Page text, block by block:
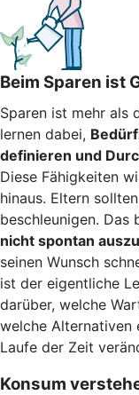
Beim Sparen ist
Sparen ist mehr als
lernen dabei,
definieren und
Diese Fähigkeiten
hinaus. Eltern
beschleunigen. Das
nicht spontan
seinen Wunsch
ist der eigentliche
darüber, welche
welche Alternativen
Laufe der Zeit
Konsum